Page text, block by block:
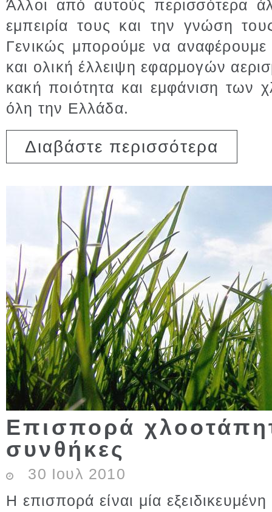
Άλλοι από αυτούς περισσότερα
εμπειρία τους και την γνώση
Γενικώς μπορούμε να
και ολική έλλειψη εφαρμογών
κακή ποιότητα και εμφάνιση των
όλη την Ελλάδα.
Διαβάστε περισσότερα
Επισπορά
συνθήκες
30 Ιουλ 2010
Η επισπορά είναι μία